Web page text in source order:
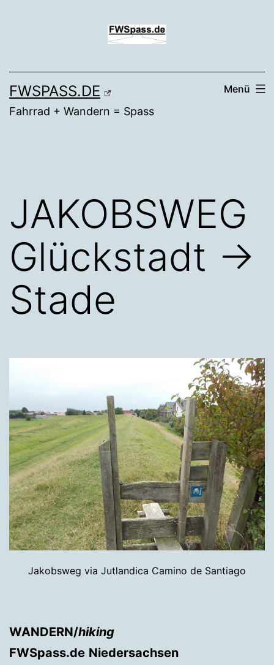
FWSPASS.DE
Fahrrad + Wandern = Spass
Menü
JAKOBSWEG
Glückstadt →
Stade
Jakobsweg via Jutlandica Camino de Santiago
WANDERN/hiking
FWSpass.de Niedersachsen